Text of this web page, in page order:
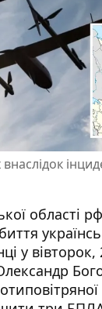
області рф
у